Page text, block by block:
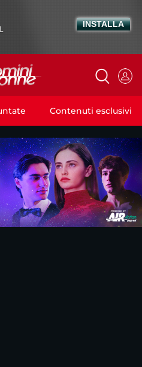
Contenuti esclusivi
INSTALLA